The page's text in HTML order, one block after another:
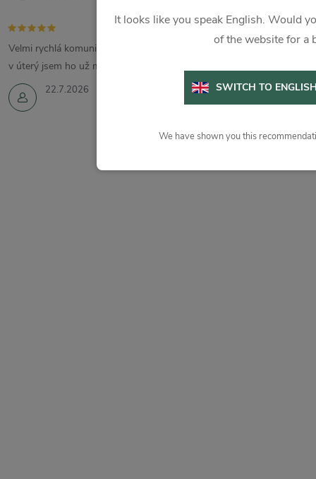
22.7.2026
Velmi rychlá komunikace a vyřízení. Zboží jsem objednala v pondělí a
v úterý jsem ho už měla.
It looks like you speak English. Would
of the website for a
SWITCH TO
We have shown you this